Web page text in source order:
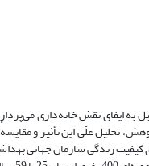
ایفای نقش خانه‌داری
تحلیل علّی این تأثیر و
زندگی سازمان جهانی